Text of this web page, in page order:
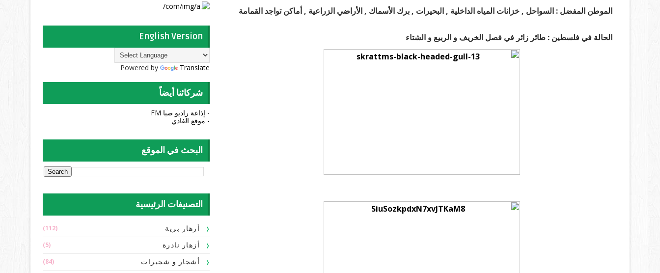
الموطن المفضل : السواحل , خزانات المياه الداخلية , البحيرات , برك الأسماك , الأراضي الزراعية , أماكن تواجد القمامة
الحالة في فلسطين : طائر زائر في فصل الخريف و الربيع و الشتاء English Version
Powered by Translate
شركائنا أيضاً
- إذاعة راديو صبا FM
- موقع الفادي
البحث في الموقع
التصنيفات الرئيسية
أزهار برية (112)
أزهار نادرة (5)
أشجار و شجيرات (84)